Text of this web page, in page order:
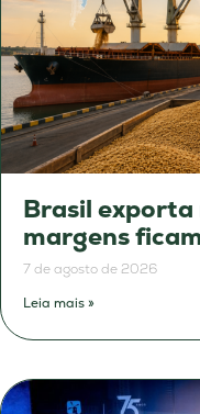
Brasil exporta
margens
7 de agosto de 2026
Leia mais »